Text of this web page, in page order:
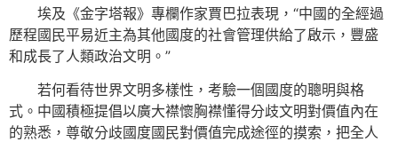
埃及《金字塔報》專欄作家賈巴拉表現，“中國的全經過
歷程國民平易近主為其他國度的社會管理供給了啟示，豐盛
和成長了人類政治文明。”
若何看待世界文明多樣性，考驗一個國度的聰明與格
式。中國積極提倡以廣大襟懷胸襟懂得分歧文明對價值內在
的熟悉，尊敬分歧國度國民對價值完成途徑的摸索，把全人